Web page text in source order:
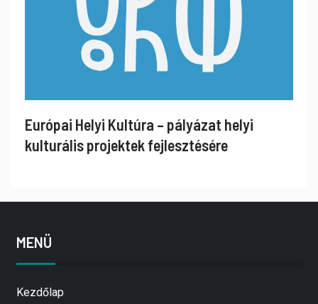
Európai Helyi Kultúra – pályázat helyi
kulturális projektek fejlesztésére
MENÜ
Kezdőlap